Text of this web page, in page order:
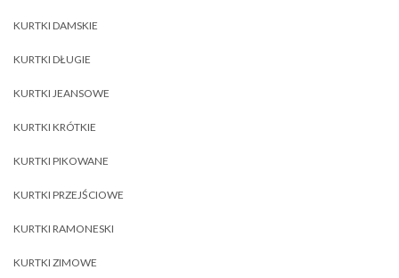
KURTKI DAMSKIE
KURTKI DŁUGIE
KURTKI JEANSOWE
KURTKI KRÓTKIE
KURTKI PIKOWANE
KURTKI PRZEJŚCIOWE
KURTKI RAMONESKI
KURTKI ZIMOWE